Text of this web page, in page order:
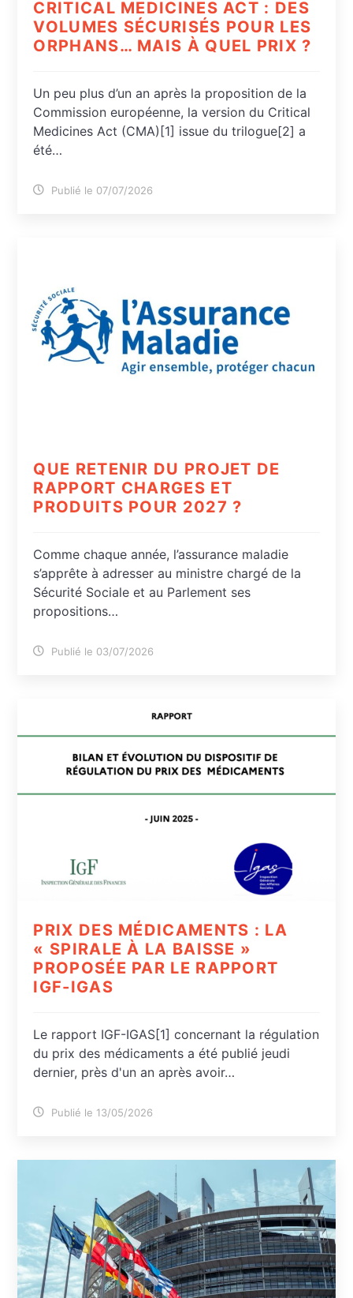
CRITICAL MEDICINES ACT : DES
VOLUMES SÉCURISÉS POUR LES
ORPHANS… MAIS À QUEL PRIX ?
Un peu plus d’un an après la proposition de la
Commission européenne, la version du Critical
Medicines Act (CMA)[1] issue du trilogue[2] a
été…
Publié le 07/07/2026
QUE RETENIR DU PROJET DE
RAPPORT CHARGES ET
PRODUITS POUR 2027 ?
Comme chaque année, l’assurance maladie
s’apprête à adresser au ministre chargé de la
Sécurité Sociale et au Parlement ses
propositions…
Publié le 03/07/2026
PRIX DES MÉDICAMENTS : LA
« SPIRALE À LA BAISSE »
PROPOSÉE PAR LE RAPPORT
IGF-IGAS
Le rapport IGF-IGAS[1] concernant la régulation
du prix des médicaments a été publié jeudi
dernier, près d'un an après avoir…
Publié le 13/05/2026